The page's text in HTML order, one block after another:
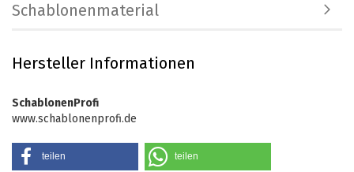
Schablonenmaterial
Hersteller Informationen
SchablonenProfi
www.schablonenprofi.de
teilen teilen